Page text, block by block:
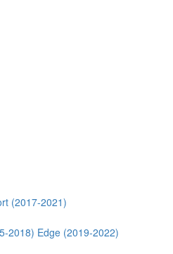
(2017-2021)
2018) Edge (2019-2022)